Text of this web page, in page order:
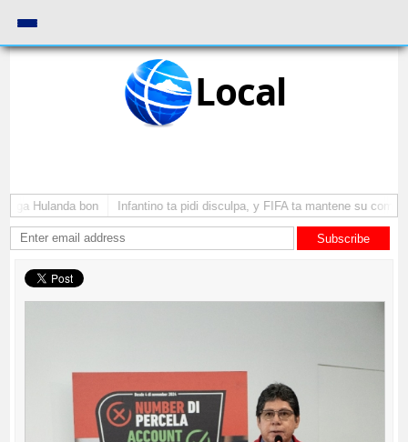
Local
Hulanda bon Infantino ta pidi disculpa, y FIFA ta mantene su como
Subscribe